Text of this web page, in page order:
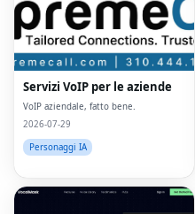
Servizi VoIP per le aziende
VoIP aziendale, fatto bene.
2026-07-29
Personaggi IA